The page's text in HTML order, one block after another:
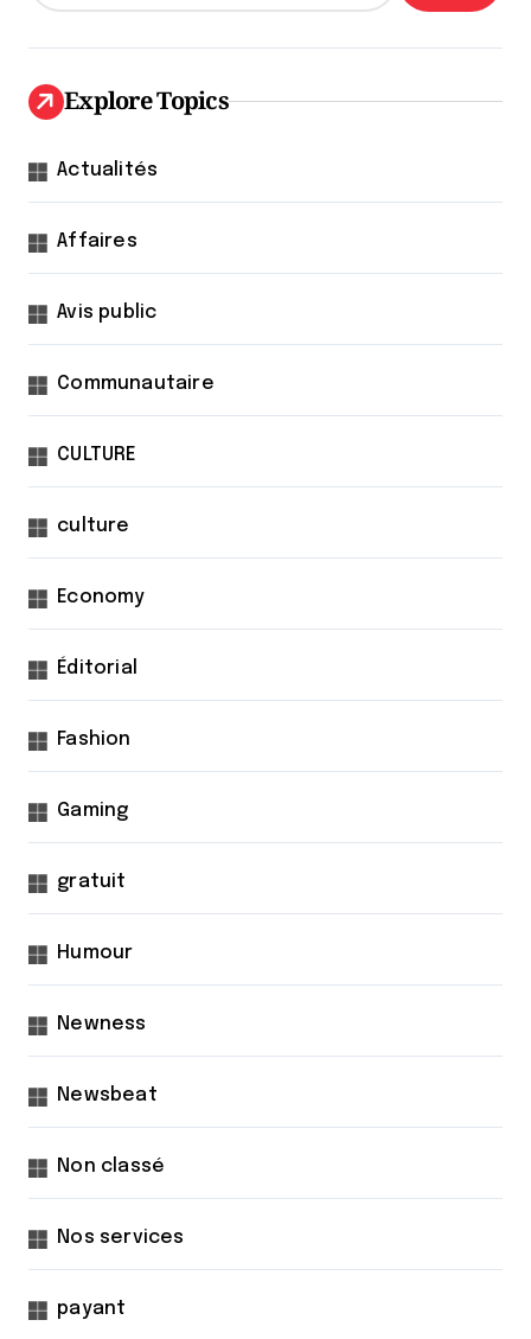
Explore Topics
Actualités
Affaires
Avis public
Communautaire
CULTURE
culture
Economy
Éditorial
Fashion
Gaming
gratuit
Humour
Newness
Newsbeat
Non classé
Nos services
payant